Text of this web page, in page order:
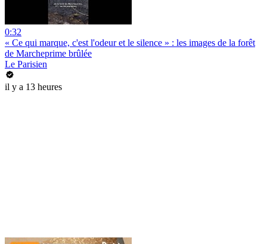
0:32
« Ce qui marque, c'est l'odeur et le silence » : les images de la forêt
de Marcheprime brûlée
Le Parisien
il y a 13 heures